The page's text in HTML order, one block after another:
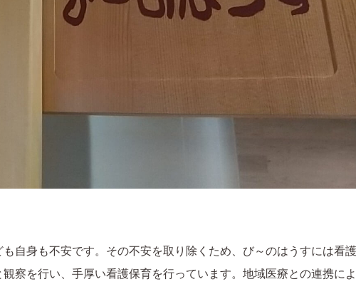
自身も不安です。その不安を取り除くため、び～のはうすには看
察を行い、手厚い看護保育を行っています。地域医療との連携に